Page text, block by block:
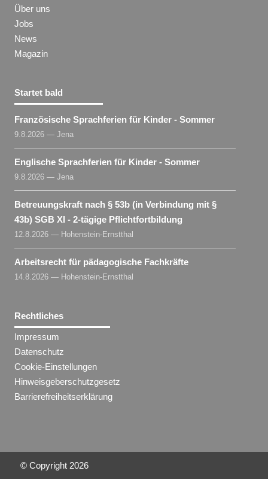
Über uns
Jobs
News
Magazin
Startet bald
Französische Sprachferien für Kinder - Sommer
9.8.2026 — Jena
Englische Sprachferien für Kinder - Sommer
9.8.2026 — Jena
Betreuungskraft nach § 53b (in Verbindung mit §
43b) SGB XI - 2-tägige Pflichtfortbildung
12.8.2026 — Hohenstein-Ernstthal
Arbeitsrecht für pädagogische Fachkräfte
14.8.2026 — Hohenstein-Ernstthal
Rechtliches
Impressum
Datenschutz
Cookie-Einstellungen
Hinweisgeberschutzgesetz
Barrierefreiheitserklärung
© Copyright 2026